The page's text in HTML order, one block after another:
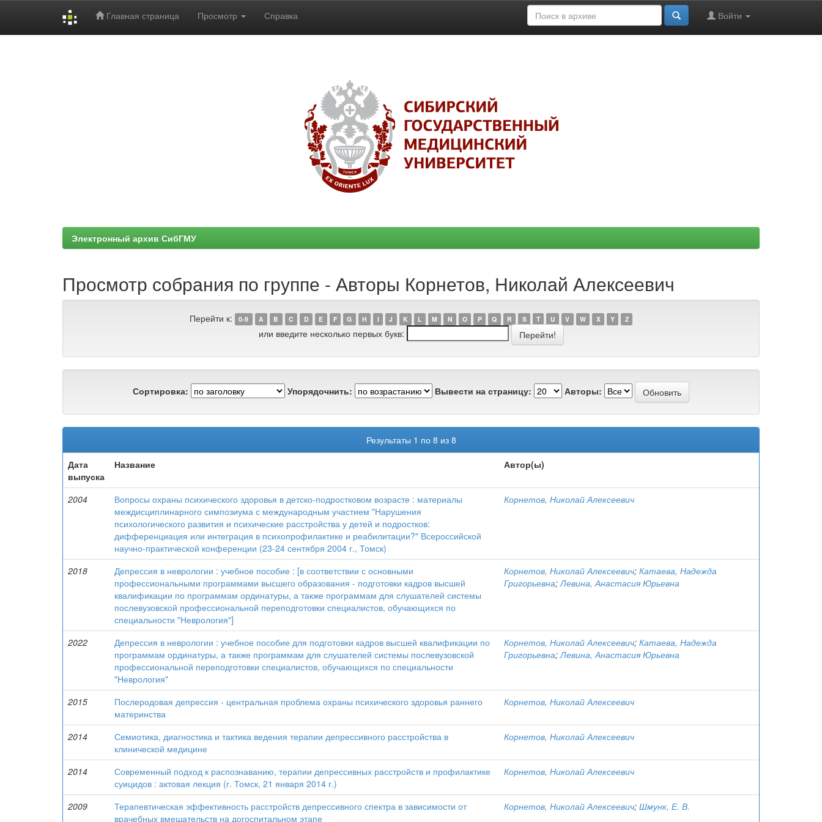
Главная страница Просмотр Справка Войти
Электронный архив СибГМУ
Просмотр собрания по группе - Авторы Корнетов, Николай Алексеевич
Перейти к: 0-9 A B C D E F G H I J K L M N O P Q R S T U V W X Y Z
или введите несколько первых букв:
Сортировка: Упорядочнить: Вывести на страницу: Авторы:
Результаты 1 по 8 из 8
Дата
выпуска
Название Автор(ы)
2004
Вопросы охраны психического здоровья в детско-подростковом возрасте : материалы
междисциплинарного симпозиума с международным участием "Нарушения
психологического развития и психические расстройства у детей и подростков:
дифференциация или интеграция в психопрофилактике и реабилитации?" Всероссийской
научно-практической конференции (23-24 сентября 2004 г., Томск)
Корнетов, Николай Алексеевич
2018
Депрессия в неврологии : учебное пособие : [в соответствии с основными
профессиональными программами высшего образования - подготовки кадров высшей
квалификации по программам ординатуры, а также программам для слушателей системы
послевузовской профессиональной переподготовки специалистов, обучающихся по
специальности "Неврология"]
Корнетов, Николай Алексеевич; Катаева, Надежда
Григорьевна;Левина, Анастасия Юрьевна
2022
Депрессия в неврологии : учебное пособие для подготовки кадров высшей квалификации по
программам ординатуры, а также программам для слушателей системы послевузовской
профессиональной переподготовки специалистов, обучающихся по специальности
"Неврология"
Корнетов, Николай Алексеевич; Катаева, Надежда
Григорьевна;Левина, Анастасия Юрьевна
2015
Послеродовая депрессия - центральная проблема охраны психического здоровья раннего
материнства
Корнетов, Николай Алексеевич
2014
Семиотика, диагностика и тактика ведения терапии депрессивного расстройства в
клинической медицине
Корнетов, Николай Алексеевич
2014
Современный подход к распознаванию, терапии депрессивных расстройств и профилактике
суицидов : актовая лекция (г. Томск, 21 января 2014 г.)
Корнетов, Николай Алексеевич
2009
Терапевтическая эффективность расстройств депрессивного спектра в зависимости от
врачебных вмешательств на догоспитальном этапе
Корнетов, Николай Алексеевич; Шмунк, Е. В.